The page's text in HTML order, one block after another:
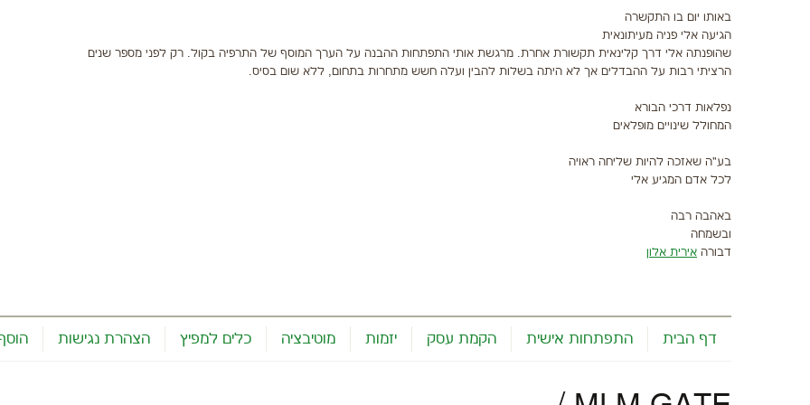
באותו יום בו התקשרה
הגיעה אלי פניה מעיתונאית
שהופנתה אלי דרך קלינאית תקשורת אחרת. מרגשת אותי התפתחות ההבנה על הערך המוסף של התרפיה בקול. רק לפני מספר שנים
הרציתי רבות על ההבדלים אך לא היתה בשלות להבין ועלה חשש מתחרות בתחום, ללא שום בסיס.
נפלאות דרכי הבורא
המחולל שינויים מופלאים
בע"ה שאזכה להיות שליחה ראויה
לכל אדם המגיע אלי
באהבה רבה
ובשמחה
דבורה אירית אלון
דף הבית התפתחות אישית הקמת עסק יזמות מוטיבציה כלים למפיץ הצהרת נגישות